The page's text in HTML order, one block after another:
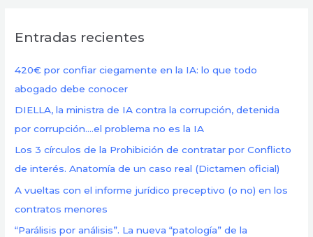
a
p
o
r
:
Entradas recientes
420€ por confiar ciegamente en la IA: lo que todo
abogado debe conocer
DIELLA, la ministra de IA contra la corrupción, detenida
por corrupción….el problema no es la IA
Los 3 círculos de la Prohibición de contratar por Conflicto
de interés. Anatomía de un caso real (Dictamen oficial)
A vueltas con el informe jurídico preceptivo (o no) en los
contratos menores
“Parálisis por análisis”. La nueva “patología” de la